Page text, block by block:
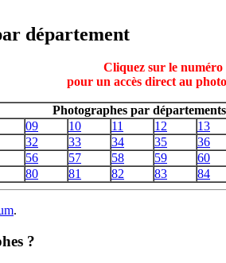
département
Cliquez sur le numéro
pour un accès direct au
Photographes par
09 10 11 12 13
32 33 34 35 36
56 57 58 59 60
80 81 82 83 84
.
?